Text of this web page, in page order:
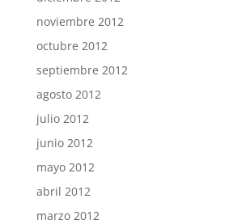
noviembre 2012
octubre 2012
septiembre 2012
agosto 2012
julio 2012
junio 2012
mayo 2012
abril 2012
marzo 2012